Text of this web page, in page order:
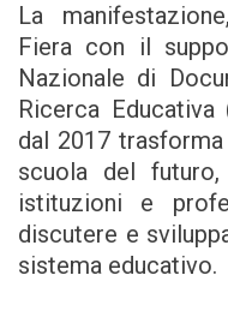
La
Fiera con il
Nazionale di
Ricerca
dal 2017
scuola del futuro,
istituzioni e
discutere e
sistema educativo.